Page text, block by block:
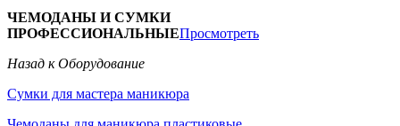
ЧЕМОДАНЫ И СУМКИ
ПРОФЕССИОНАЛЬНЫЕПросмотреть
Назад к Оборудование
Сумки для мастера маникюра